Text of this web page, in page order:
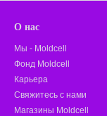
О нас
Мы - Moldcell
Фонд Moldcell
Карьера
Свяжитесь с нами
Магазины Moldcell